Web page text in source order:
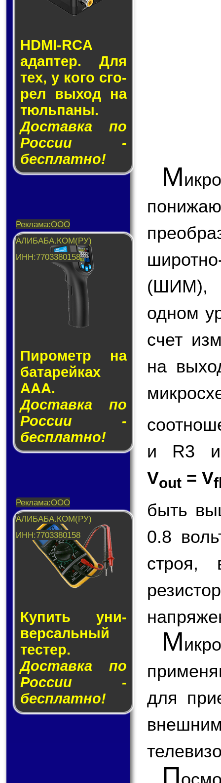
HDMI-RCA
адап­тер. Для
тех, у кого сго­
рел вы­ход на
тюль­па­ны.
Доставка по
России -
бесплатно!
Пирометр на
ба­та­рей­ках
AAA.
Доставка по
России -
бесплатно!
Купить уни­
вер­саль­ный
тес­тер.
Доставка по
России -
бесплатно!
М
(ШИМ),
одном
счет
на
и R3 и
Vout = V
быть
0.8
строя,
М
для
П